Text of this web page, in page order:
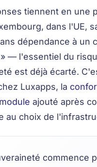
tiennent en une
dans l'UE,
dépendance à un
— l'essentiel du
est déjà écarté.
Luxapps, la
ajouté après
au choix de
commence